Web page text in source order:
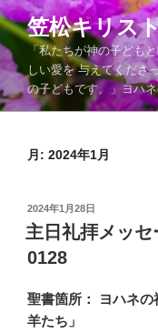
コ
ン
テ
ン
ツ
笠松キリス
「私たちが神の子ども
しい愛を 与えてくださ
の子どもです。」ヨハ
月: 2024年1月
投
稿
日:
2024年1月28日
主日礼拝メッセ
0128
聖書箇所： ヨハネ
羊たち」